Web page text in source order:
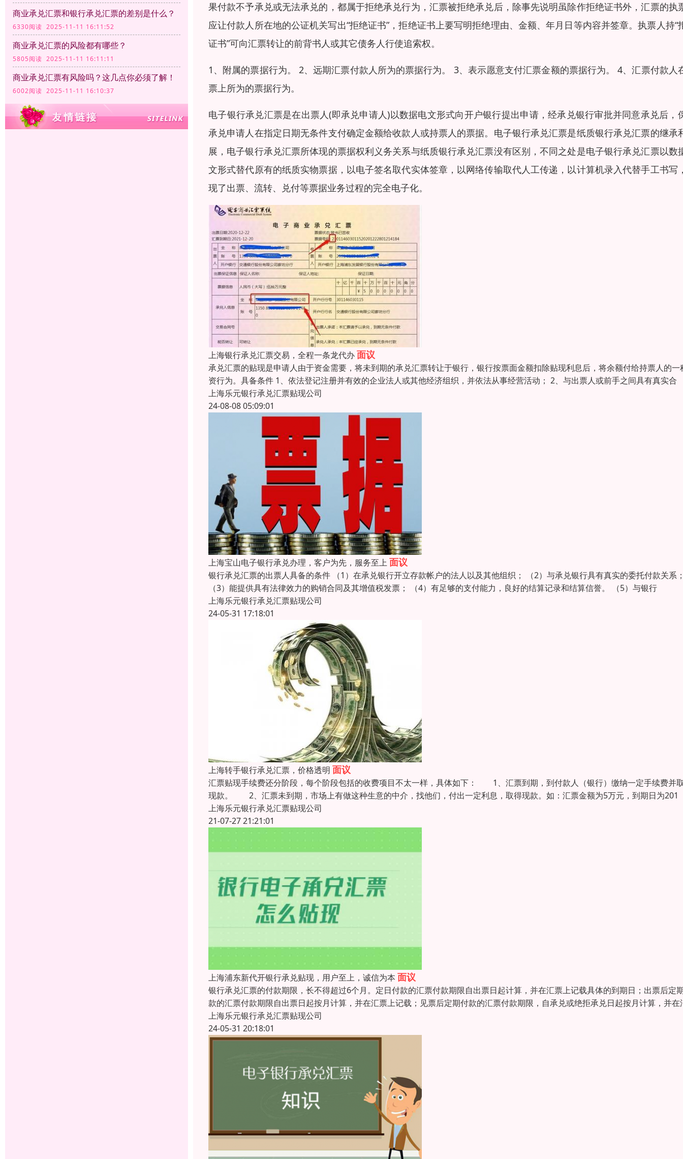
商业承兑汇票和银行承兑汇票的差别是什么？
6330阅读 2025-11-11 16:11:52
商业承兑汇票的风险都有哪些？
5805阅读 2025-11-11 16:11:11
商业承兑汇票有风险吗？这几点你必须了解！
6002阅读 2025-11-11 16:10:37
果付款不予承兑或无法承兑的，都属于拒绝承兑行为，汇票被拒绝承兑后，除事先说明虽除作拒绝证书外，汇票的执
应让付款人所在地的公证机关写出“拒绝证书”，拒绝证书上要写明拒绝理由、金额、年月日等内容并签章。执票人持“
证书”可向汇票转让的前背书人或其它债务人行使追索权。
1、附属的票据行为。 2、远期汇票付款人所为的票据行为。 3、表示愿意支付汇票金额的票据行为。 4、汇票付款人
票上所为的票据行为。
电子银行承兑汇票是在出票人(即承兑申请人)以数据电文形式向开户银行提出申请，经承兑银行审批并同意承兑后，
承兑申请人在指定日期无条件支付确定金额给收款人或持票人的票据。电子银行承兑汇票是纸质银行承兑汇票的继承
展，电子银行承兑汇票所体现的票据权利义务关系与纸质银行承兑汇票没有区别，不同之处是电子银行承兑汇票以数
文形式替代原有的纸质实物票据，以电子签名取代实体签章，以网络传输取代人工传递，以计算机录入代替手工书写
现了出票、流转、兑付等票据业务过程的完全电子化。
上海银行承兑汇票交易，全程一条龙代办面议
承兑汇票的贴现是申请人由于资金需要，将未到期的承兑汇票转让于银行，银行按票面金额扣除贴现利息后，将余额付给持票人的一
资行为。具备条件 1、依法登记注册并有效的企业法人或其他经济组织，并依法从事经营活动； 2、与出票人或前手之间具有真实合
上海乐元银行承兑汇票贴现公司
24-08-08 05:09:01
上海宝山电子银行承兑办理，客户为先，服务至上 面议
银行承兑汇票的出票人具备的条件 （1）在承兑银行开立存款帐户的法人以及其他组织； （2）与承兑银行具有真实的委托付款关系
（3）能提供具有法律效力的购销合同及其增值税发票； （4）有足够的支付能力，良好的结算记录和结算信誉。 （5）与银行
上海乐元银行承兑汇票贴现公司
24-05-31 17:18:01
上海转手银行承兑汇票，价格透明 面议
汇票贴现手续费还分阶段，每个阶段包括的收费项目不太一样，具体如下： 1、汇票到期，到付款人（银行）缴纳一定手续费并
现款。 2、汇票未到期，市场上有做这种生意的中介，找他们，付出一定利息，取得现款。如：汇票金额为5万元，到期日为201
上海乐元银行承兑汇票贴现公司
21-07-27 21:21:01
上海浦东新代开银行承兑贴现，用户至上，诚信为本 面议
银行承兑汇票的付款期限，长不得超过6个月。定日付款的汇票付款期限自出票日起计算，并在汇票上记载具体的到期日；出票后定
款的汇票付款期限自出票日起按月计算，并在汇票上记载；见票后定期付款的汇票付款期限，自承兑或绝拒承兑日起按月计算，并在
上海乐元银行承兑汇票贴现公司
24-05-31 20:18:01